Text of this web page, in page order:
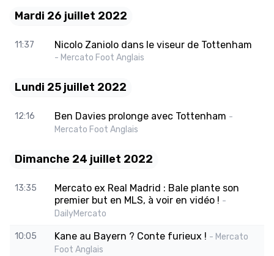
Mardi 26 juillet 2022
11:37 Nicolo Zaniolo dans le viseur de Tottenham
- Mercato Foot Anglais
Lundi 25 juillet 2022
12:16 Ben Davies prolonge avec Tottenham -
Mercato Foot Anglais
Dimanche 24 juillet 2022
13:35
Mercato ex Real Madrid : Bale plante son
premier but en MLS, à voir en vidéo ! -
DailyMercato
10:05 Kane au Bayern ? Conte furieux ! - Mercato
Foot Anglais